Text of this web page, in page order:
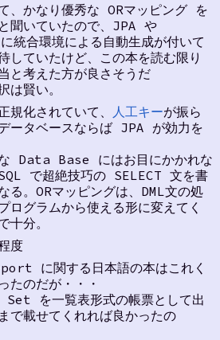
、かなり優秀な ORマッピング を
聞いていたので、JPA や
合環境による自動生成が付いて
していたけど、この本を読む限り
と考えた方が良さそうだ
は賢い。
規化されていて、
人工キーが振ら
ータベースならば JPA が効力を
Data Base にはお目にかかれな
で超絶技巧の SELECT 文を書
る。ORマッピングは、DML文の処
ログラムから使える形に変えてく
十分。
度
に関する日本語の本はこれく
たのだが・・・
を一覧表形式の帳票として出
で載せてくれれば良かったの